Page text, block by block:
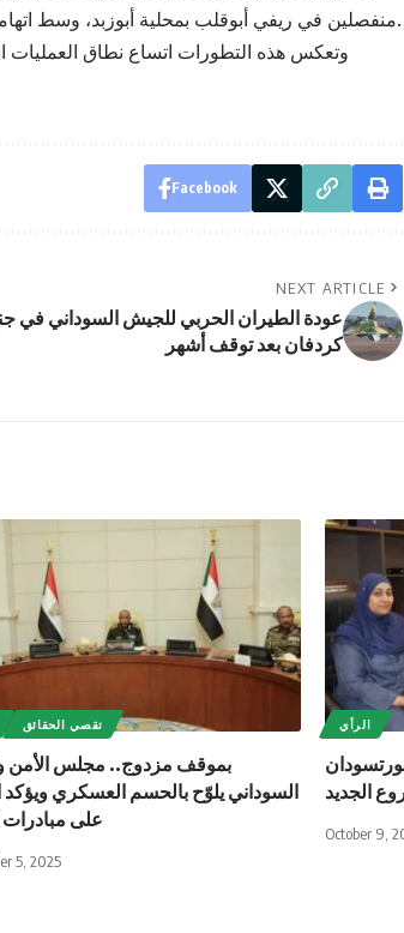
منفصلين في ريفي أبوقلب بمحلية أبوزبد، وسط اتهامات لعناصر من قوات الدعم السريع بالوقوف وراء الحادثة.
وتعكس هذه التطورات اتساع نطاق العمليات
Facebook
NEXT ARTICLE
عودة الطيران الحربي للجيش السوداني في
كردفان بعد توقف أشهر
تقصي الحقائق
بموقف مزدوج.. مجلس الأمن
السوداني يلوّح بالحسم العسكري ويؤكد
على مبادرات
5, 2025
الرأي
الجديد
October 9,